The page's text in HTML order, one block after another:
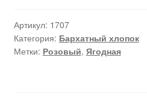
Артикул: 1707
Категория: Бархатный хлопок
Метки: Розовый, Ягодная